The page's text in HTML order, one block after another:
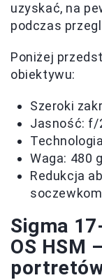
uzyskać, na
podczas
Poniżej
obiektywu:
Szeroki
Jasność: f/
Waga: 480
Redukcja
soczewkom
Sigma
OS HSM